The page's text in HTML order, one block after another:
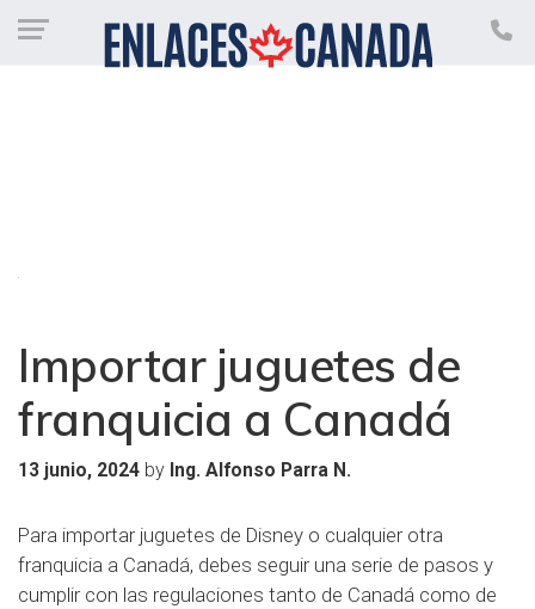
Importar juguetes de
franquicia a Canadá
13 junio, 2024 by Ing. Alfonso Parra N.
Para importar juguetes de Disney o cualquier otra
franquicia a Canadá, debes seguir una serie de pasos y
cumplir con las regulaciones tanto de Canadá como de